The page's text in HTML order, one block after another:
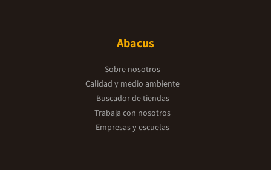
Abacus
Sobre nosotros
Calidad y medio ambiente
Buscador de tiendas
Trabaja con nosotros
Empresas y escuelas